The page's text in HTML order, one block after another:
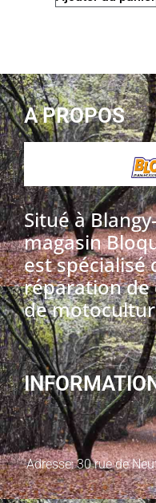
A PROPOS
Situé à
magasin
est spécialisé
réparation de
de
Adresse: 30 rue de